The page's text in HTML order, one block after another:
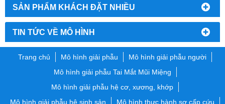
SẢN PHẨM KHÁCH ĐẶT NHIỀU
TIN TỨC VỀ MÔ HÌNH
Trang chủ Mô hình giải phẫu
Mô hình giải phẫu người
Mô hình giải phẫu Tai Mắt Mũi Miệng
Mô hình giải phẫu hệ cơ, xương, khớp
Mô hình giải phẫu hệ sinh sản
Mô hình thực hành sơ cấp cứu